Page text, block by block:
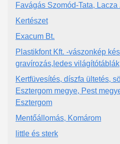
Favágás Szomód-Tata, Lacza
Kertészet
Exacum Bt.
Plastikfont Kft. -vászonkép
gravírozás,ledes világítótáblák
Kertfüvesítés, díszfa ültetés,
Esztergom megye, Pest
Esztergom
Mentőállomás, Komárom
little és sterk